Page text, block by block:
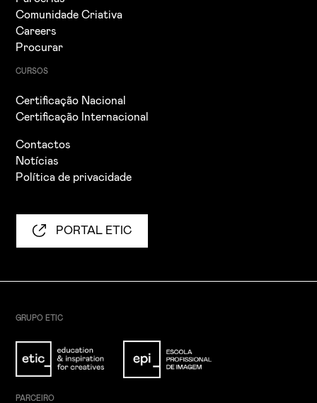
Comunidade Criativa
Careers
Procurar
CURSOS
Certificação Nacional
Certificação Internacional
Contactos
Notícias
Política de privacidade
PORTAL ETIC
GRUPO ETIC
PARCEIRO